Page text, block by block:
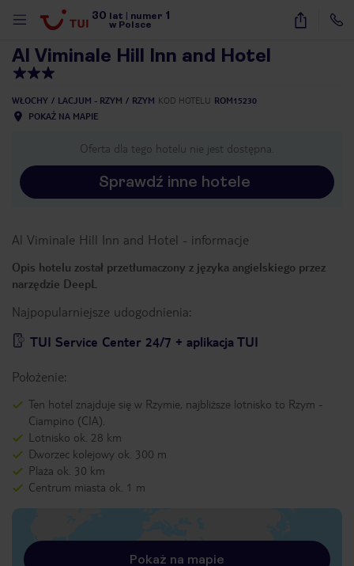
30 lat numer 1
w Polsce
40
Al Viminale Hill Inn and Hotel
WŁOCHY LACJUM - RZYM RZYM KOD HOTELU ROM15230
POKAŻ NA MAPIE
Oferta dla tego hotelu nie jest dostępna.
Sprawdź inne hotele
Al Viminale Hill Inn and Hotel - informacje
Opis hotelu został przetłumaczony z języka angielskiego przez
narzędzie DeepL
Najpopularniejsze udogodnienia:
TUI Service Center 24/7 + aplikacja TUI
Położenie:
Ten hotel znajduje się w Rzymie, najbliższe lotnisko to Rzym -
Ciampino (CIA).
Lotnisko ok. 28 km
Dworzec kolejowy ok. 300 m
Plaża ok. 30 km
Centrum miasta ok. 1 m
Pokaż na mapie